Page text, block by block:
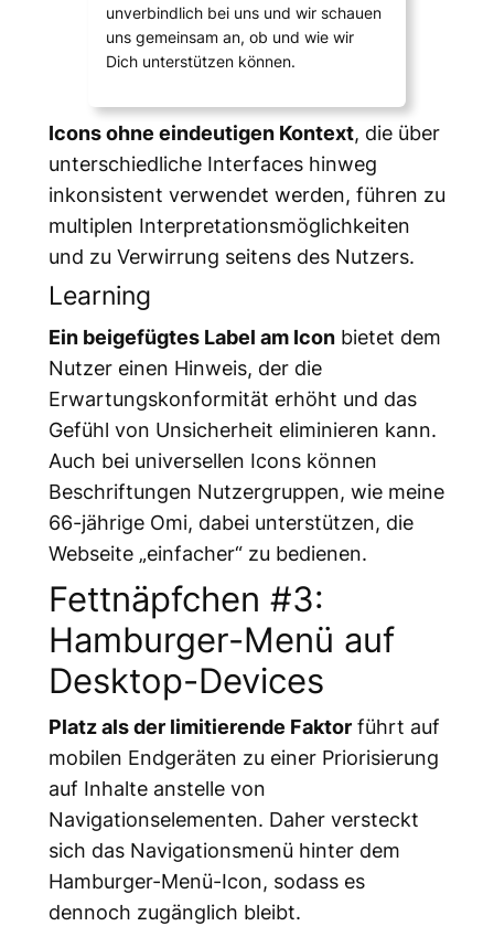
unverbindlich bei uns und wir schauen
uns gemeinsam an, ob und wie wir
Dich unterstützen können.
Icons ohne eindeutigen Kontext, die über
unterschiedliche Interfaces hinweg
inkonsistent verwendet werden, führen zu
multiplen Interpretationsmöglichkeiten
und zu Verwirrung seitens des Nutzers.
Learning
Ein beigefügtes Label am Iconbietet dem
Nutzer einen Hinweis, der die
Erwartungskonformität erhöht und das
Gefühl von Unsicherheit eliminieren kann.
Auch bei universellen Icons können
Beschriftungen Nutzergruppen, wie meine
66-jährige Omi, dabei unterstützen, die
Webseite „einfacher“ zu bedienen.
Fettnäpfchen #3:
Hamburger-Menü auf
Desktop-Devices
Platz als der limitierende Faktorführt auf
mobilen Endgeräten zu einer Priorisierung
auf Inhalte anstelle von
Navigationselementen. Daher versteckt
sich das Navigationsmenü hinter dem
Hamburger-Menü-Icon, sodass es
dennoch zugänglich bleibt.